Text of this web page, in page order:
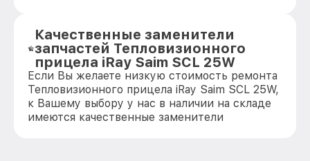
Качественные заменители
запчастей Тепловизионного
прицела iRay Saim SCL 25W
Если Вы желаете низкую стоимость ремонта
Тепловизионного прицела iRay Saim SCL 25W,
к Вашему выбору у нас в наличии на складе
имеются качественные заменители